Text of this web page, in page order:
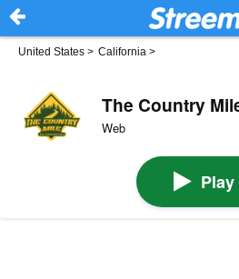
United States > California >
The Country
Web
Play